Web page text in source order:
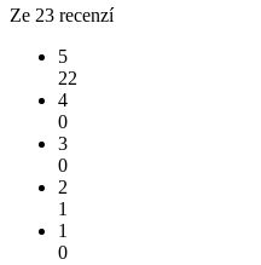
Ze 23 recenzí
5
22
4
0
3
0
2
1
1
0